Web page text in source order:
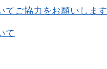
てご協力をお願いします
て